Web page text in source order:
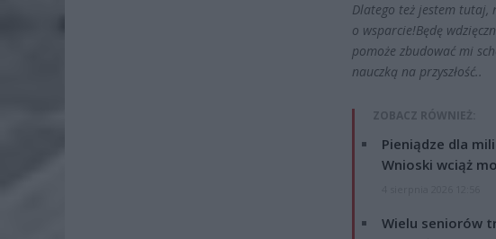
Dlatego też jestem tutaj,
o wsparcie!Będę
pomoże zbudować mi
nauczką na przyszłość..
ZOBACZ RÓWNIEŻ:
Pieniądze dla
Wnioski wciąż
Wielu seniorów